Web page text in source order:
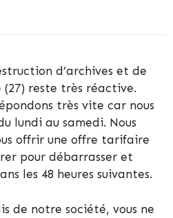
d’archives et de
reste très réactive.
très vite car nous
lundi au samedi. Nous
offrir une offre tarifaire
pour débarrasser et
les 48 heures suivantes.
de notre société, vous ne